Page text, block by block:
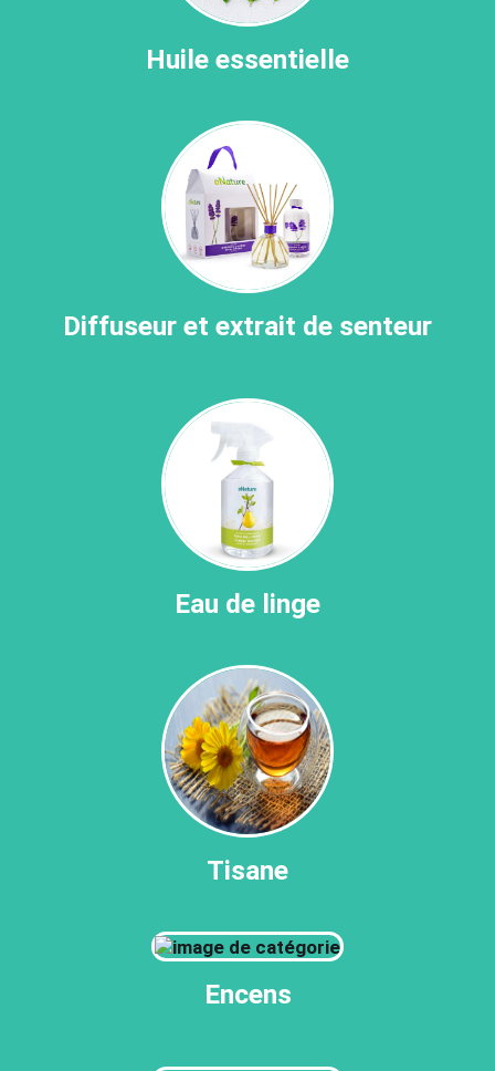
Huile essentielle
Diffuseur et extrait de senteur
Eau de linge
Tisane
Encens